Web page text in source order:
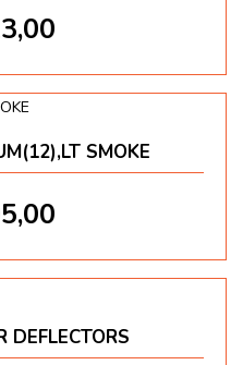
SMOKE
DEFLECTORS